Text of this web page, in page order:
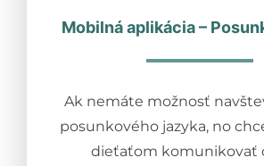
Mobilná aplikácia –
Ak nemáte možnosť
posunkového jazyka, no
dieťaťom komunikovať